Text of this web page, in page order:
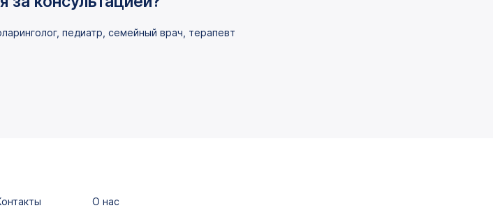
педиатр, семейный врач, терапевт
О нас